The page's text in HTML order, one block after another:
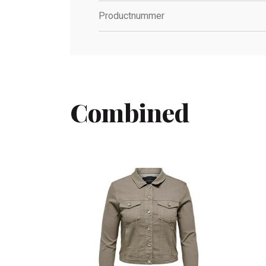
Productnummer
Combined